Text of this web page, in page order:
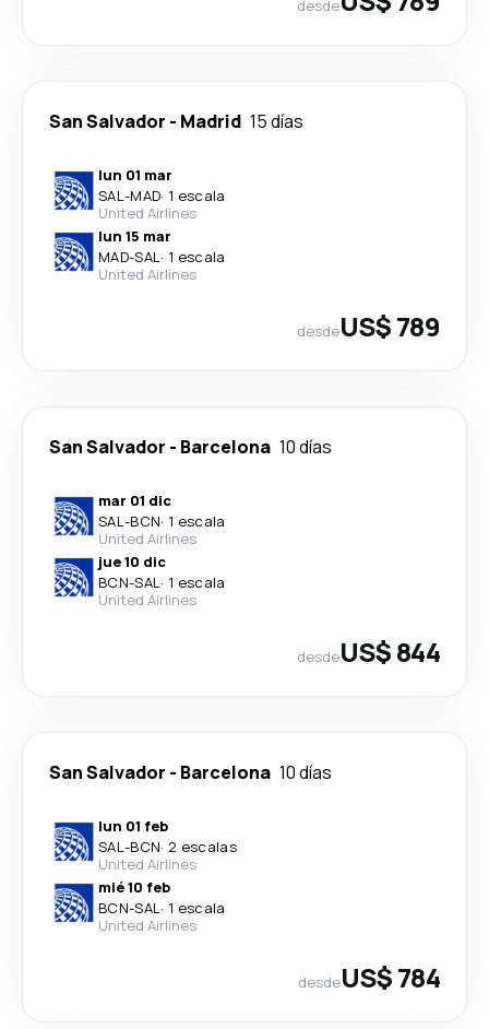
desde
San Salvador - Madrid 15 días
lun 01 mar
SAL-MAD· 1 escala
United Airlines
lun 15 mar
MAD-SAL· 1 escala
United Airlines
desdeUS$ 789
San Salvador - Barcelona 10 días
mar 01 dic
SAL-BCN· 1 escala
United Airlines
jue 10 dic
BCN-SAL· 1 escala
United Airlines
desdeUS$ 844
San Salvador - Barcelona 10 días
lun 01 feb
SAL-BCN· 2 escalas
United Airlines
mié 10 feb
BCN-SAL· 1 escala
United Airlines
desdeUS$ 784